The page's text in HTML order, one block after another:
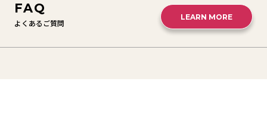
FAQ
よくあるご質問
LEARN MORE